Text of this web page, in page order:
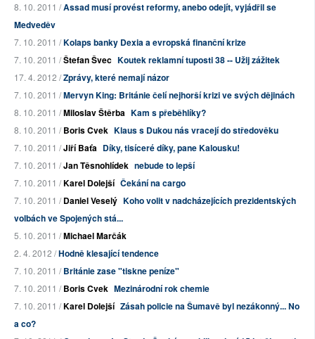
8. 10. 2011 /Assad musí provést reformy, anebo odejít, vyjádřil se
Medveděv
7. 10. 2011 /Kolaps banky Dexia a evropská finanční krize
7. 10. 2011 /Štefan Švec Koutek reklamní tuposti 38 -- Užij zážitek
17. 4. 2012 /Zprávy, které nemají názor
7. 10. 2011 /Mervyn King: Británie čelí nejhorší krizi ve svých dějinách
8. 10. 2011 /Miloslav Štěrba Kam s přeběhlíky?
8. 10. 2011 /Boris Cvek Klaus s Dukou nás vracejí do středověku
7. 10. 2011 /Jiří Baťa Díky, tisíceré díky, pane Kalousku!
7. 10. 2011 /Jan Těsnohlídek nebude to lepší
7. 10. 2011 /Karel Dolejší Čekání na cargo
7. 10. 2011 /Daniel Veselý Koho volit v nadcházejících prezidentských
volbách ve Spojených stá...
5. 10. 2011 /Michael Marčák
2. 4. 2012 /Hodně klesající tendence
7. 10. 2011 /Británie zase "tiskne peníze"
7. 10. 2011 /Boris Cvek Mezinárodní rok chemie
7. 10. 2011 /Karel Dolejší Zásah policie na Šumavě byl nezákonný... No
a co?